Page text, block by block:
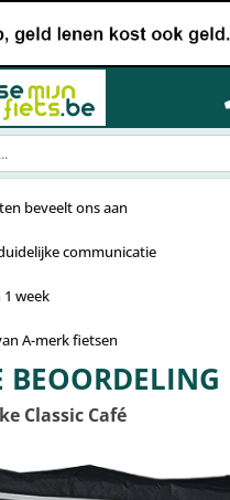
beveelt ons aan
communicatie
week
A-merk fietsen
BEOORDELING
Classic Café